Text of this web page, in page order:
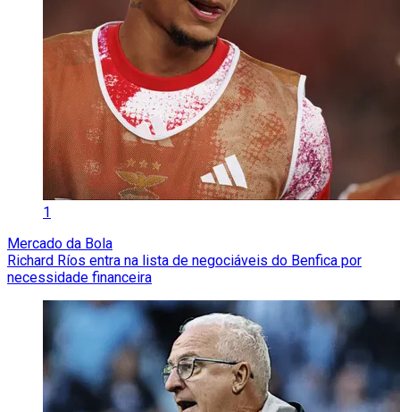
1
Mercado da Bola
Richard Ríos entra na lista de negociáveis do Benfica por
necessidade financeira